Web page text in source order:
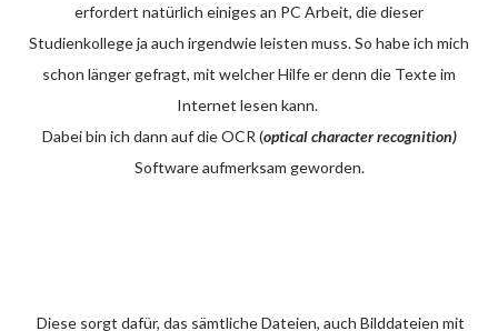
erfordert natürlich einiges an PC Arbeit, die dieser
Studienkollege ja auch irgendwie leisten muss. So habe ich mich
schon länger gefragt, mit welcher Hilfe er denn die Texte im
Internet lesen kann.
Dabei bin ich dann auf die OCR (optical character recognition)
Software aufmerksam geworden.
Diese sorgt dafür, das sämtliche Dateien, auch Bilddateien mit